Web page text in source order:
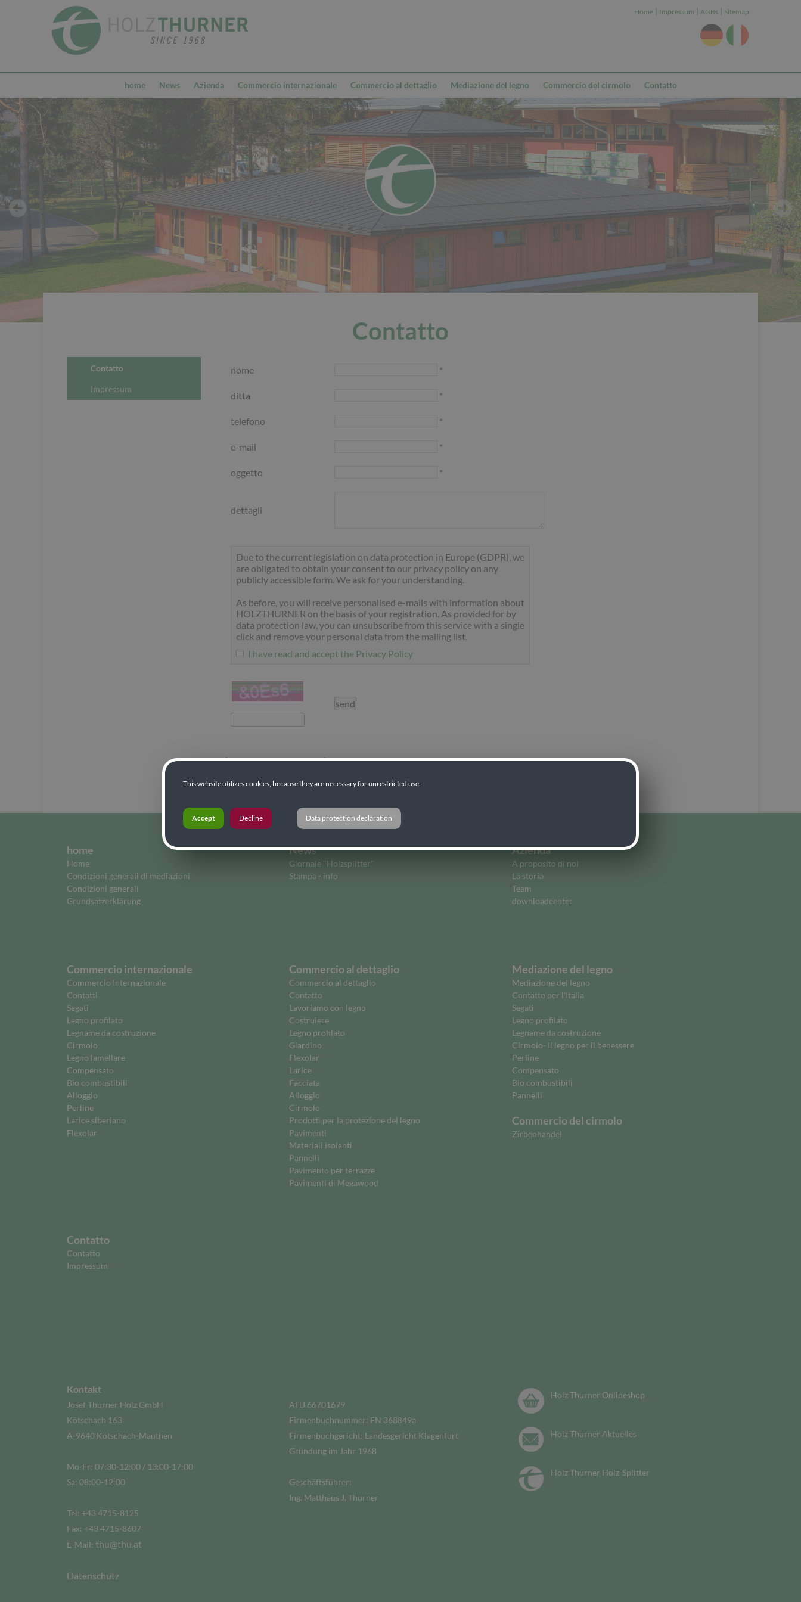
Home | Impressum | AGBs | Sitemap
home News Azienda Commercio internazionale Commercio al dettaglio Mediazione del legno Commercio del cirmolo Contatto
Contatto
Contatto
Impressum
nome *
ditta *
telefono *
e-mail *
oggetto *
dettagli
Due to the current legislation on data protection in Europe (GDPR), we
are obligated to obtain your consent to our privacy policy on any
publicly accessible form. We ask for your understanding.
As before, you will receive personalised e-mails with information about
HOLZTHURNER on the basis of your registration. As provided for by
data protection law, you can unsubscribe from this service with a single
click and remove your personal data from the mailing list.
I have read and accept the Privacy Policy
(compilare gli spazi con *)
home
Home
Condizioni generali di mediazioni
Condizioni generali
Grundsatzerklärung
News
Giornale "Holzsplitter"
Stampa - info
Azienda
A proposito di noi
La storia
Team
downloadcenter
Commercio internazionale
Commercio Internazionale
Contatti
Segati
Legno profilato
Legname da costruzione
Cirmolo
Legno lamellare
Compensato
Bio combustibili
Alloggio
Perline
Larice siberiano
Flexolar
Commercio al dettaglio
Commercio al dettaglio
Contatto
Lavoriamo con legno
Costruiere
Legno profilato
Giardino
Flexolar
Larice
Facciata
Alloggio
Cirmolo
Prodotti per la protezione del legno
Pavimenti
Materiali isolanti
Pannelli
Pavimento per terrazze
Pavimenti di Megawood
Mediazione del legno
Mediazione del legno
Contatto per l'Italia
Segati
Legno profilato
Legname da costruzione
Cirmolo- Il legno per il benessere
Perline
Compensato
Bio combustibili
Pannelli
Commercio del cirmolo
Zirbenhandel
Contatto
Contatto
Impressum
Kontakt
Josef Thurner Holz GmbH
Kötschach 163
A-9640 Kötschach-Mauthen
Mo-Fr: 07:30-12:00 / 13:00-17:00
Sa: 08:00-12:00
Tel: +43 4715-8125
Fax: +43 4715-8607
E-Mail: thu@thu.at
Datenschutz
ATU 66701679
Firmenbuchnummer: FN 368849a
Firmenbuchgericht: Landesgericht Klagenfurt
Gründung im Jahr 1968
Geschäftsführer:
Ing. Matthäus J. Thurner
Holz Thurner Onlineshop
Holz Thurner Aktuelles
Holz Thurner Holz-Splitter
This website utilizes cookies, because they are necessary for unrestricted use.
Accept Decline Data protection declaration